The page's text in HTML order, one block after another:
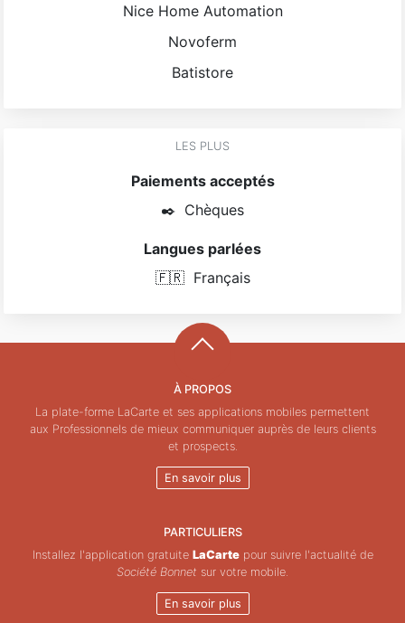
Nice Home Automation
Novoferm
Batistore
LES PLUS
Paiements acceptés
✒️ Chèques
Langues parlées
🇫🇷 Français
À PROPOS
La plate-forme LaCarte et ses applications mobiles permettent
aux Professionnels de mieux communiquer auprès de leurs clients
et prospects.
En savoir plus
PARTICULIERS
Installez l'application gratuite LaCartepour suivre l'actualité de
Société Bonnet sur votre mobile.
En savoir plus